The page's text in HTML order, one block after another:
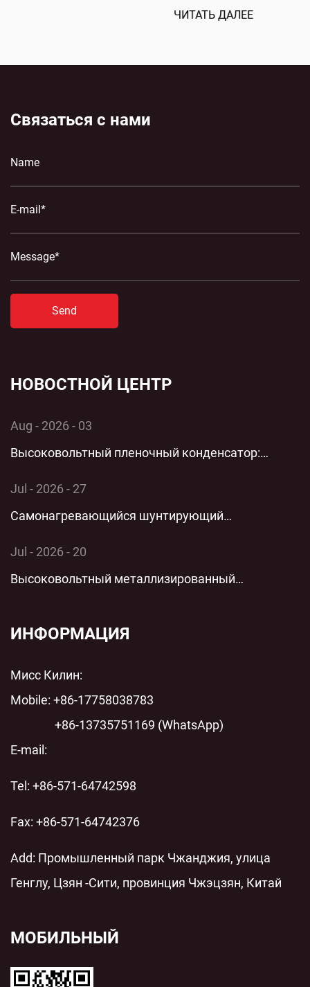
Связаться с нами
Send
НОВОСТНОЙ ЦЕНТР
Aug - 2026 - 03
Высоковольтный пленочный конденсатор:
Jul - 2026 - 27
Самонагревающийся шунтирующий
защиты для современных энергосистем
Jul - 2026 - 20
Высоковольтный металлизированный
пленочный конденсатор переменного тока с
современных энергосистем
ИНФОРМАЦИЯ
Мисс Килин:
Mobile: +86-17758038783
+86-13735751169 (WhatsApp)
E-mail:
Tel: +86-571-64742598
Fax: +86-571-64742376
Add: Промышленный парк Чжанджия, улица
Генглу, Цзян -Сити, провинция Чжэцзян, Китай
МОБИЛЬНЫЙ